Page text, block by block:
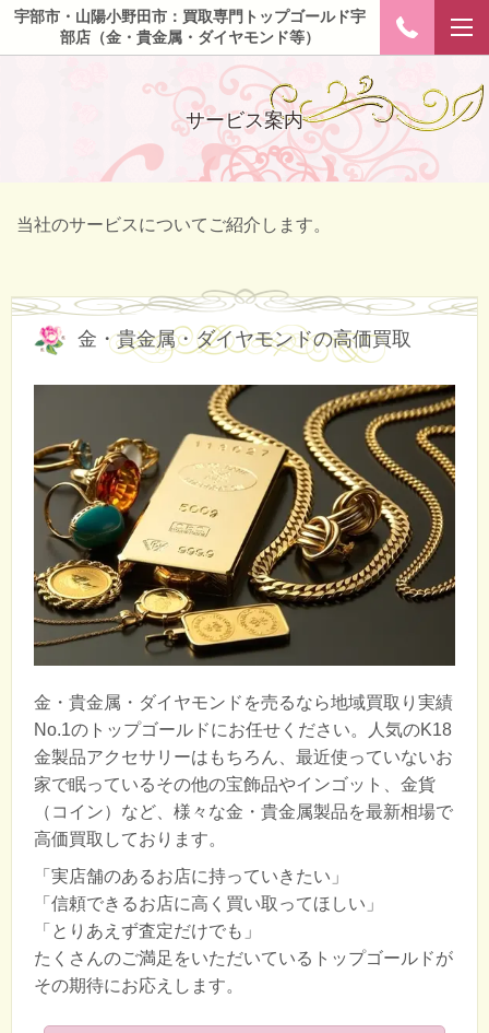
宇部市・山陽小野田市：買取専門トップゴールド宇
部店（金・貴金属・ダイヤモンド等）
サービス案内
当社のサービスについてご紹介します。
金・貴金属・ダイヤモンドの高価買取
金・貴金属・ダイヤモンドを売るなら地域買取り実績
No.1のトップゴールドにお任せください。人気のK18
金製品アクセサリーはもちろん、最近使っていないお
家で眠っているその他の宝飾品やインゴット、金貨
（コイン）など、様々な金・貴金属製品を最新相場で
高価買取しております。
「実店舗のあるお店に持っていきたい」
「信頼できるお店に高く買い取ってほしい」
「とりあえず査定だけでも」
たくさんのご満足をいただいているトップゴールドが
その期待にお応えします。